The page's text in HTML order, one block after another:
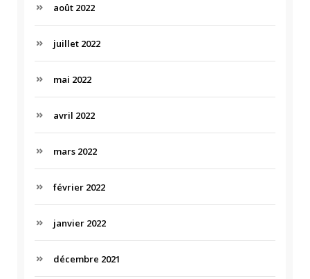
août 2022
juillet 2022
mai 2022
avril 2022
mars 2022
février 2022
janvier 2022
décembre 2021